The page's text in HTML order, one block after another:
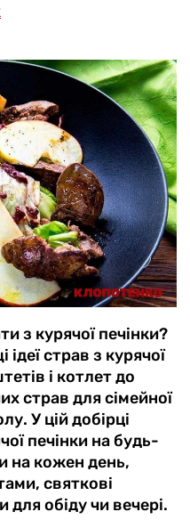
з курячої печінки?
страв з курячої
і котлет до
страв для сімейної
У цій добірці
печінки на будь-
на кожен день,
святкові
для обіду чи вечері.